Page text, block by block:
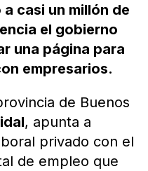
casi un millón de
el gobierno
una página para
empresarios.
de Buenos
, apunta a
privado con el
de empleo que